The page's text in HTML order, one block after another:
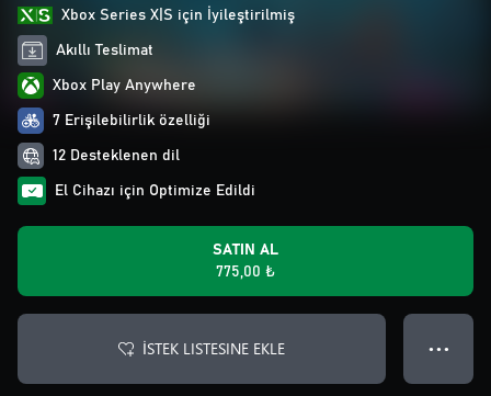
Xbox Series X|S için İyileştirilmiş
Akıllı Teslimat
Xbox Play Anywhere
7 Erişilebilirlik özelliği
12 Desteklenen dil
El Cihazı için Optimize Edildi
SATIN AL
775,00 ₺
İSTEK LISTESINE EKLE ● ● ●